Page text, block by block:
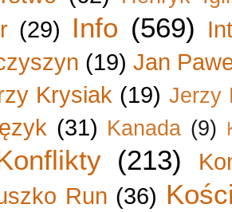
(29) Info (569)
(19) Jan
Krysiak (19) Jerzy
(31) Kanada (9)
(213)
Run (36)